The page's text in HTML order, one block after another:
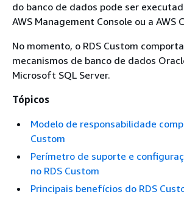
do banco de dados pode ser
AWS Management Console ou a AWS
No momento, o RDS Custom
mecanismos de banco de dados
Microsoft SQL Server.
Tópicos
Modelo de responsabilidade
Custom
Perímetro de suporte e
no RDS Custom
Principais benefícios do RDS